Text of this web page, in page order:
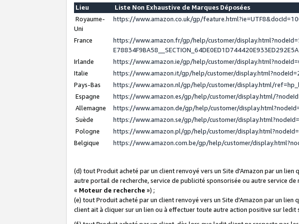
Lieu
Liste Non Exhaustive de Marques Déposées
Royaume-
Uni
https://www.amazon.co.uk/gp/
France
https://www.amazon.fr/gp/help/customer/
Irlande
https://www.amazon.ie/gp/help/customer/
Italie
https://www.amazon.it/gp/help/customer/
Pays-Bas
https://www.amazon.nl/gp/help/customer/display.html/
Espagne
https://www.amazon.es/gp/help/customer/display.html/
Allemagne
https://www.amazon.de/gp/help/customer/
Suède
https://www.amazon.se/gp/help/customer/
Pologne
https://www.amazon.pl/gp/help/customer/
Belgique
https://www.amazon.com.be/gp/help/customer/
(d) tout Produit acheté par un client renvoyé vers un Site d'Amazon par un
autre portail de recherche, service de publicité sponsorisée ou autre service
« Moteur de recherche ») ;
(e) tout Produit acheté par un client renvoyé vers un Site d'Amazon par un
client ait à cliquer sur un lien ou à effectuer toute autre action positive sur ledit